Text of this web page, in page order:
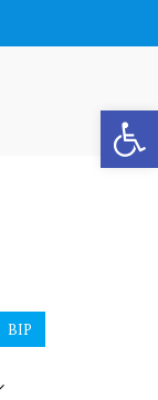
Otwórz pasek narzędzi
Search Button
BIP